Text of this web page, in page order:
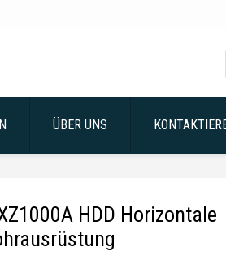
ÜBER UNS
HDD Horizontale